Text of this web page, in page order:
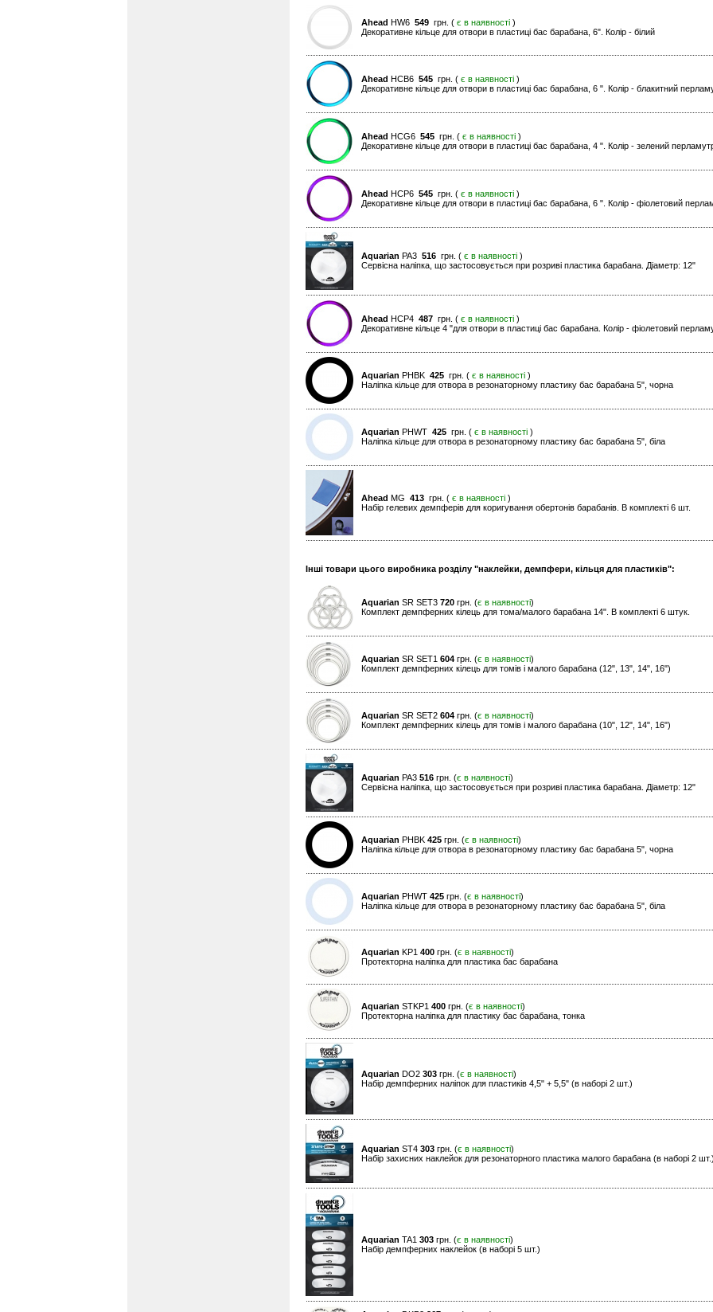
Ahead HW6 549 грн. ( є в наявності )
Декоративне кільце для отвори в пластиці бас барабана, 6". Колір - білий
Ahead HCB6 545 грн. ( є в наявності )
Декоративне кільце для отвори в пластиці бас барабана, 6 ". Колір - блакитний
Ahead HCG6 545 грн. ( є в наявності )
Декоративне кільце для отвори в пластиці бас барабана, 4 ". Колір - зелений
Ahead HCP6 545 грн. ( є в наявності )
Декоративне кільце для отвори в пластиці бас барабана, 6 ". Колір - фіолетовий
Aquarian PA3 516 грн. ( є в наявності )
Сервісна наліпка, що застосовується при розриві пластика барабана. Діаметр: 12"
Ahead HCP4 487 грн. ( є в наявності )
Декоративне кільце 4 "для отвори в пластиці бас барабана. Колір - фіолетовий
Aquarian PHBK 425 грн. ( є в наявності )
Наліпка кільце для отвора в резонаторному пластику бас барабана 5", чорна
Aquarian PHWT 425 грн. ( є в наявності )
Наліпка кільце для отвора в резонаторному пластику бас барабана 5", біла
Ahead MG 413 грн. ( є в наявності )
Набір гелевих демпферів для коригування обертонів барабанів. В комплекті 6 шт.
Інші товари цього виробника розділу "наклейки, демпфери, кільця для пластиків":
Aquarian SR SET3 720 грн. (є в наявності)
Комплект демпферних кілець для тома/малого барабана 14". В комплекті 6 штук.
Aquarian SR SET1 604 грн. (є в наявності)
Комплект демпферних кілець для томів і малого барабана (12", 13", 14", 16")
Aquarian SR SET2 604 грн. (є в наявності)
Комплект демпферних кілець для томів і малого барабана (10", 12", 14", 16")
Aquarian PA3 516 грн. (є в наявності)
Сервісна наліпка, що застосовується при розриві пластика барабана. Діаметр: 12"
Aquarian PHBK 425 грн. (є в наявності)
Наліпка кільце для отвора в резонаторному пластику бас барабана 5", чорна
Aquarian PHWT 425 грн. (є в наявності)
Наліпка кільце для отвора в резонаторному пластику бас барабана 5", біла
Aquarian KP1 400 грн. (є в наявності)
Протекторна наліпка для пластика бас барабана
Aquarian STKP1 400 грн. (є в наявності)
Протекторна наліпка для пластику бас барабана, тонка
Aquarian DO2 303 грн. (є в наявності)
Набір демпферних наліпок для пластиків 4,5" + 5,5" (в наборі 2 шт.)
Aquarian ST4 303 грн. (є в наявності)
Набір захисних наклейок для резонаторного пластика малого барабана (в наборі 2
Aquarian TA1 303 грн. (є в наявності)
Набір демпферних наклейок (в наборі 5 шт.)